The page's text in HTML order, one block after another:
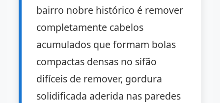
bairro nobre histórico é remover
completamente cabelos
acumulados que formam bolas
compactas densas no sifão
difíceis de remover, gordura
solidificada aderida nas paredes